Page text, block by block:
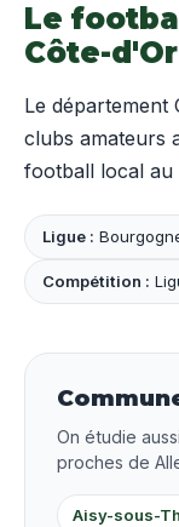
Le
Côte-d'Or
Le département
clubs amateurs
football local au
Ligue :
Compétition :
On étudie
proches de
Aisy-sous-